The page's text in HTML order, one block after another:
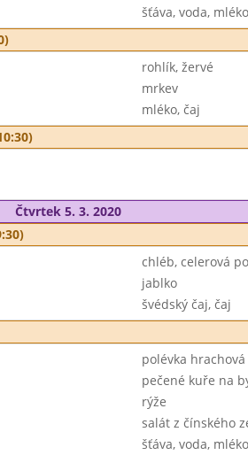
šťáva, voda, mléko
rohlík, žervé
mrkev
mléko, čaj
Čtvrtek 5. 3. 2020
chléb, celerová
jablko
švédský čaj, čaj
polévka hrachová
pečené kuře na
rýže
salát z čínského
šťáva, voda, mléko